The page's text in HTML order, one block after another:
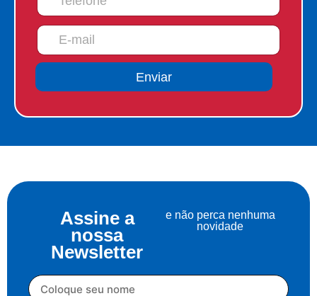
Enviar
Assine a
nossa
Newsletter
e não perca nenhuma
novidade